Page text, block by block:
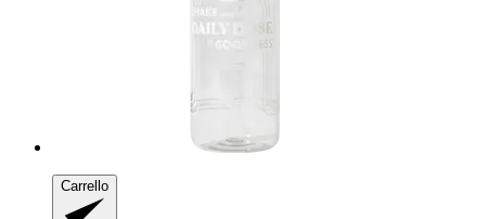
Carrello